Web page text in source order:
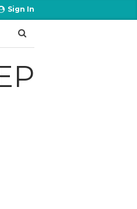
Sign In